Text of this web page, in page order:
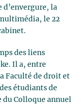
la
le 22
des liens
Il a, entre
Faculté de droit et
étudiants de
du Colloque annuel